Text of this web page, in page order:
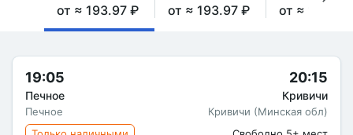
от ≈ 193.97 ₽ от ≈ 193.97 ₽ от ≈ 193.97
19:05
Печное
Печное
20:15
Кривичи
Кривичи (Минская обл)